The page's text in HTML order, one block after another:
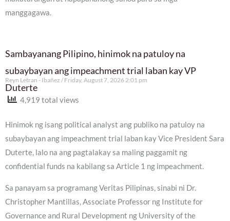
manggagawa.
Sambayanang Pilipino, hinimok na patuloy na
subaybayan ang impeachment trial laban kay VP
Duterte
Reyn Letran - Ibañez Friday, August 7, 2026 2:01 pm
4,919 total views
Hinimok ng isang political analyst ang publiko na patuloy na
subaybayan ang impeachment trial laban kay Vice President Sara
Duterte, lalo na ang pagtalakay sa maling paggamit ng
confidential funds na kabilang sa Article 1 ng impeachment.
Sa panayam sa programang Veritas Pilipinas, sinabi ni Dr.
Christopher Mantillas, Associate Professor ng Institute for
Governance and Rural Development ng University of the